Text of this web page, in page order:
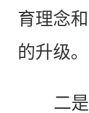
育理念
的升级。
二是以